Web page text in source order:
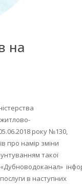
на
року №130,
про намір зміни
такої
в наступних